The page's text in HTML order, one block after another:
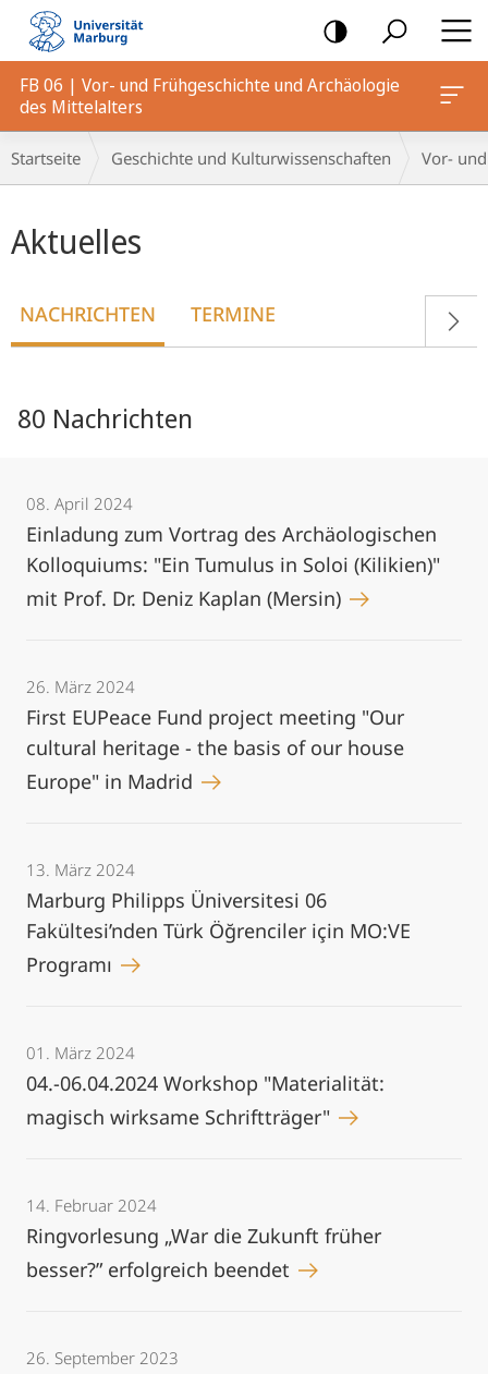
Mobile-
Navigation
FB 06 | Vor- und Frühgeschichte und Archäologie
des Mittelalters
Breadcrumb-
Navigation
Startseite Geschichte und Kulturwissenschaften Vor-
Aktuelles
NACHRICHTEN TERMINE
80 Nachrichten
08. April 2024
Einladung zum Vortrag des Archäologischen
Kolloquiums: "Ein Tumulus in Soloi (Kilikien)"
mit Prof. Dr. Deniz Kaplan (Mersin)
26. März 2024
First EUPeace Fund project meeting "Our
cultural heritage - the basis of our house
Europe" in Madrid
13. März 2024
Marburg Philipps Üniversitesi 06
Fakültesi’nden Türk Öğrenciler için MO:VE
Programı
01. März 2024
04.-06.04.2024 Workshop "Materialität:
magisch wirksame Schriftträger"
14. Februar 2024
Ringvorlesung „War die Zukunft früher
besser?” erfolgreich beendet
26. September 2023